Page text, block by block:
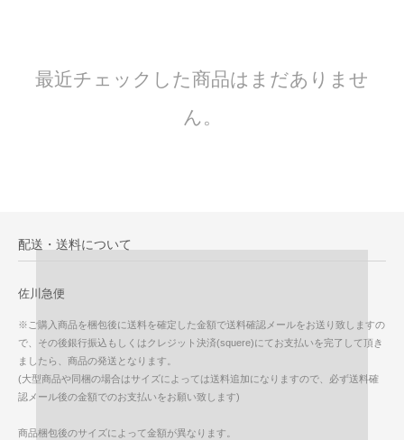
最近チェックした商品はまだありませ
ん。
配送・送料について
佐川急便
※ご購入商品を梱包後に送料を確定した金額で送料確認メールをお送り致しますの
で、その後銀行振込もしくはクレジット決済(squere)にてお支払いを完了して頂き
ましたら、商品の発送となります。
(大型商品や同梱の場合はサイズによっては送料追加になりますので、必ず送料確
認メール後の金額でのお支払いをお願い致します)
商品梱包後のサイズによって金額が異なります。